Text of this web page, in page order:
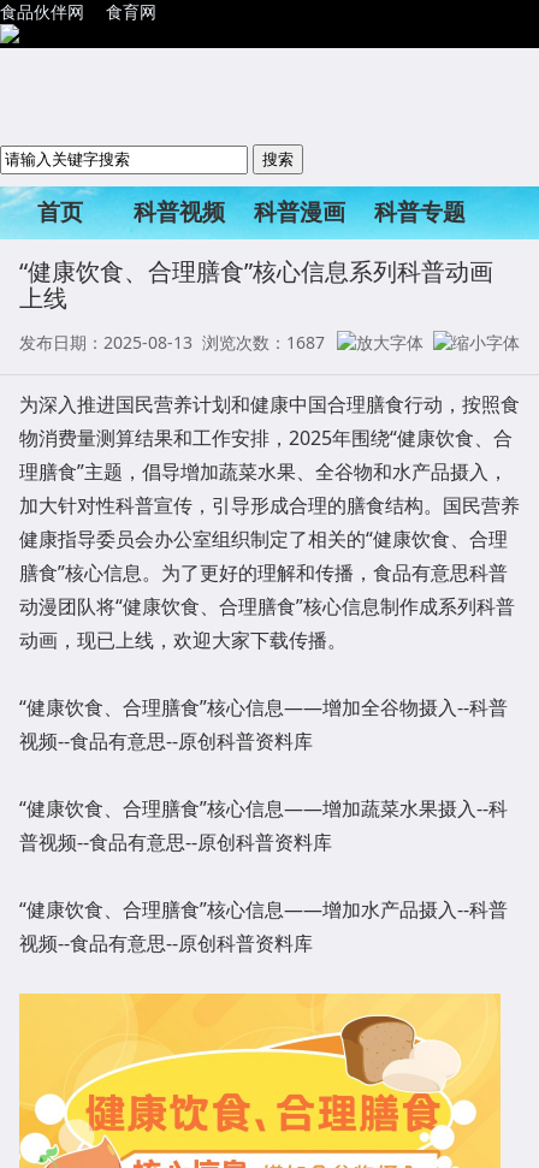
食品伙伴网 食育网
首页 科普视频 科普漫画
科普专题
科普活动
“健康饮食、合理膳食”核心信息系列科普动画
上线
发布日期：2025-08-13 浏览次数： 1687
为深入推进国民营养计划和健康中国合理膳食行动，按照食
物消费量测算结果和工作安排，2025年围绕“健康饮食、合
理膳食”主题，倡导增加蔬菜水果、全谷物和水产品摄入，
加大针对性科普宣传，引导形成合理的膳食结构。国民营养
健康指导委员会办公室组织制定了相关的“健康饮食、合理
膳食”核心信息。为了更好的理解和传播，食品有意思科普
动漫团队将“健康饮食、合理膳食”核心信息制作成系列科普
动画，现已上线，欢迎大家下载传播。
“健康饮食、合理膳食”核心信息——增加全谷物摄入--科普
视频--食品有意思--原创科普资料库
“健康饮食、合理膳食”核心信息——增加蔬菜水果摄入--科
普视频--食品有意思--原创科普资料库
“健康饮食、合理膳食”核心信息——增加水产品摄入--科普
视频--食品有意思--原创科普资料库